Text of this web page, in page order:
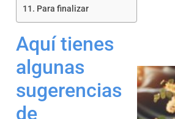
Para finalizar
Aquí tienes
algunas
sugerencias
de